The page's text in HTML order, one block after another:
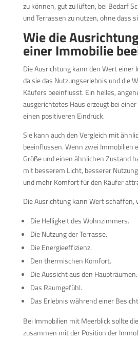
zu können, gut zu lüften, bei Bedarf
und Terrassen zu nutzen, ohne dass
Wie die
einer Immobilie
Die Ausrichtung kann den Wert einer
da sie das Nutzungserlebnis und die
Käufers beeinflusst. Ein helles,
ausgerichtetes Haus erzeugt bei
einen positiveren Eindruck.
Sie kann auch den Vergleich mit
beeinflussen. Wenn zwei Immobilien
Größe und einen ähnlichen Zustand
mit besserem Licht, besserer
und mehr Komfort für den Käufer
Die Ausrichtung kann Wert schaffen,
Die Helligkeit des Wohnzimmers.
Die Nutzung der Terrasse.
Die Energieeffizienz.
Den thermischen Komfort.
Die Aussicht aus den Haupträumen.
Das Raumgefühl.
Das Erlebnis während einer
Bei Immobilien mit Meerblick sollte
zusammen mit der Position der